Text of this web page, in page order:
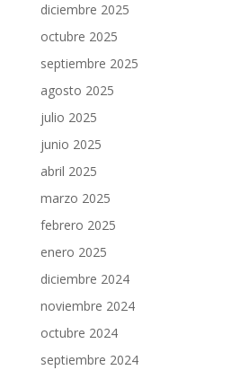
diciembre 2025
octubre 2025
septiembre 2025
agosto 2025
julio 2025
junio 2025
abril 2025
marzo 2025
febrero 2025
enero 2025
diciembre 2024
noviembre 2024
octubre 2024
septiembre 2024